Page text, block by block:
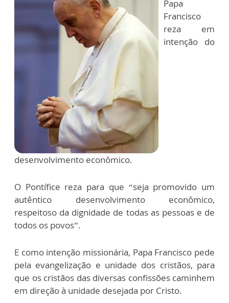
Papa
Francisco
reza em
intenção do
desenvolvimento econômico.
O Pontífice reza para que “seja promovido um
autêntico desenvolvimento econômico,
respeitoso da dignidade de todas as pessoas e de
todos os povos”.
E como intenção missionária, Papa Francisco pede
pela evangelização e unidade dos cristãos, para
que os cristãos das diversas confissões caminhem
em direção à unidade desejada por Cristo.